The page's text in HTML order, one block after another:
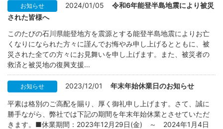
お知らせ 2024/01/05
令和6年能登半島地震により被災
された皆様へ
このたびの石川県能登地方を震源とする能登半島地震によりお亡
くなりになられた方々に謹んでお悔やみ申し上げるとともに、被
災された全ての方々にお見舞いを申し上げます。また、被災者の
救済と被災地の復興支援...
お知らせ 2023/12/01 年末年始休業日のお知らせ
平素は格別のご高配を賜り、厚く御礼申し上げます。さて、誠に
勝手ながら、弊社では下記の期間を年末年始休業とさせていただ
きます。■休業期間：2023年12月29日(金) ～ 2024年1月4日